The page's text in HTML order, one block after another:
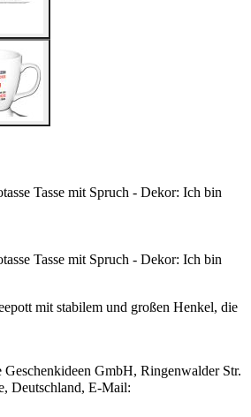
Tasse mit Spruch - Dekor: Ich bin
Tasse mit Spruch - Dekor: Ich bin
mit stabilem und großen Henkel, die
Geschenkideen GmbH, Ringenwalder Str.
Deutschland, E-Mail: